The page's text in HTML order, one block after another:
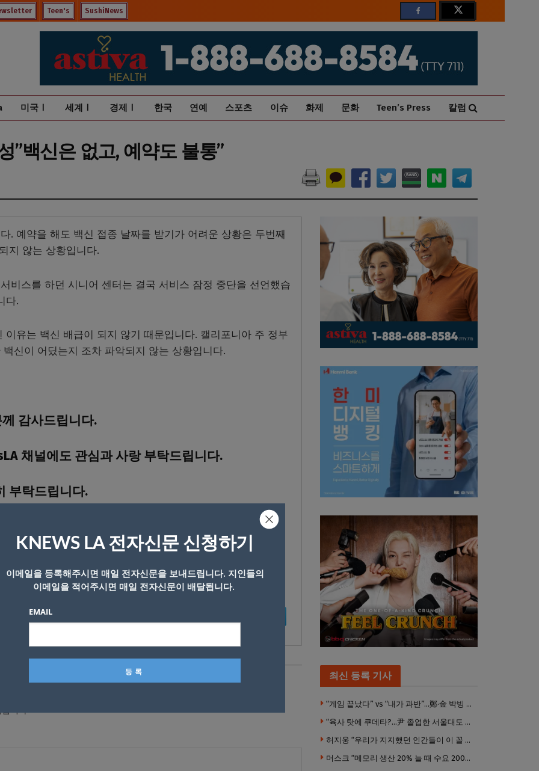
Teen's SushiNews
미국Ⅰ 세계Ⅰ 경제Ⅰ 한국 연예 스포츠 이슈 화제 문화 Teen’s Press 칼럼
”백신은 없고, 예약도 불통”
. 예약을 해도 백신 접종 날짜를 받기가 어려운 상황은 두번째
지 않는 상황입니다.
비스를 하던 시니어 센터는 결국 서비스 잠정 중단을 선언했습
다.
유는 백신 배급이 되지 않기 때문입니다. 캘리포니아 주 정부
신이 어딨는지 조차 파악되지 않는 상황입니다.
감사드립니다.
채널에도 관심과 사랑 부탁드립니다.
부탁드립니다.
니다
최신 등록 기사
“게임 끝났다” vs “내가 과반”…鄭·金 박빙 전대 서로 우위 주장
“육사 탓에 쿠데타?…尹 졸업한 서울대도 없애야 하나”
허지웅 “우리가 지지했던 인간들이 이 꼴 만들었다”
머스크 “메모리 생산 20% 늘 때 수요 200% 증가” … 반도체 매출 1조달러 눈 앞
KNEWS LA 전자신문 신청하기
이메일을 등록해주시면 매일 전자신문을 보내드립니다. 지인들의
이메일을 적어주시면 매일 전자신문이 배달됩니다.
EMAIL